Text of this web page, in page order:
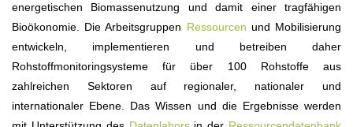
energetischen Biomassenutzung und damit einer tragfähigen
Bioökonomie. Die Arbeitsgruppen Ressourcen und Mobilisierung
entwickeln, implementieren und betreiben daher
Rohstoffmonitoringsysteme für über 100 Rohstoffe aus
zahlreichen Sektoren auf regionaler, nationaler und
internationaler Ebene. Das Wissen und die Ergebnisse werden